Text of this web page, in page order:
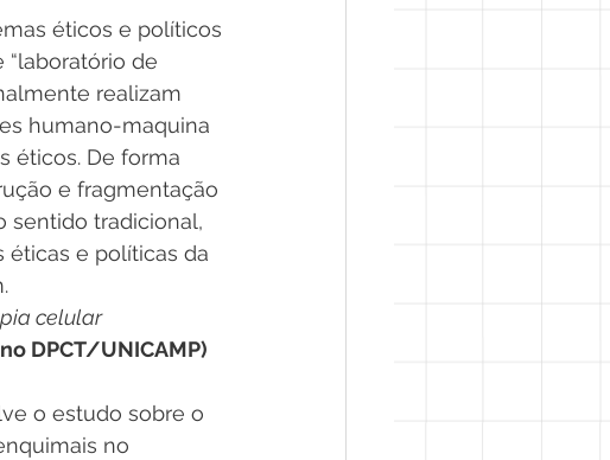
éticos e políticos
de
realizam
humano-maquina
éticos. De forma
e fragmentação
sentido tradicional,
éticas e políticas da
celular
DPCT/UNICAMP)
o estudo sobre o
no